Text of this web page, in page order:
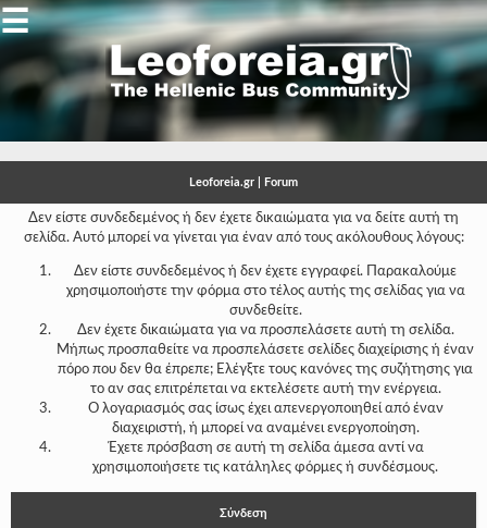
Gallery
Gallery
-
-
-
-
-
-
☰
Leoforeia.gr | Forum
Δεν είστε συνδεδεμένος ή δεν έχετε δικαιώματα για να δείτε αυτή τη
σελίδα. Αυτό μπορεί να γίνεται για έναν από τους ακόλουθους λόγους:
Δεν είστε συνδεδεμένος ή δεν έχετε εγγραφεί. Παρακαλούμε
χρησιμοποιήστε την φόρμα στο τέλος αυτής της σελίδας για να
συνδεθείτε.
Δεν έχετε δικαιώματα για να προσπελάσετε αυτή τη σελίδα.
Μήπως προσπαθείτε να προσπελάσετε σελίδες διαχείρισης ή έναν
πόρο που δεν θα έπρεπε; Ελέγξτε τους κανόνες της συζήτησης για
το αν σας επιτρέπεται να εκτελέσετε αυτή την ενέργεια.
Ο λογαριασμός σας ίσως έχει απενεργοποιηθεί από έναν
διαχειριστή, ή μπορεί να αναμένει ενεργοποίηση.
Έχετε πρόσβαση σε αυτή τη σελίδα άμεσα αντί να
χρησιμοποιήσετε τις κατάληλες φόρμες ή συνδέσμους.
Σύνδεση